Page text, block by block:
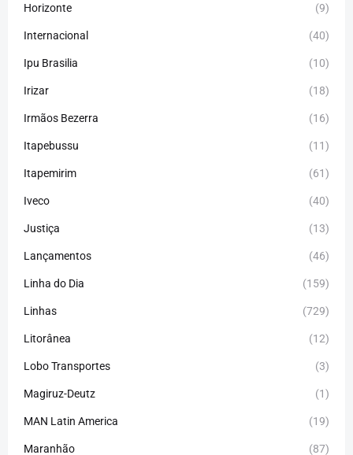
Horizonte (9)
Internacional (40)
Ipu Brasilia (10)
Irizar (18)
Irmãos Bezerra (16)
Itapebussu (11)
Itapemirim (61)
Iveco (40)
Justiça (13)
Lançamentos (46)
Linha do Dia (159)
Linhas (729)
Litorânea (12)
Lobo Transportes (3)
Magiruz-Deutz (1)
MAN Latin America (19)
Maranhão (87)